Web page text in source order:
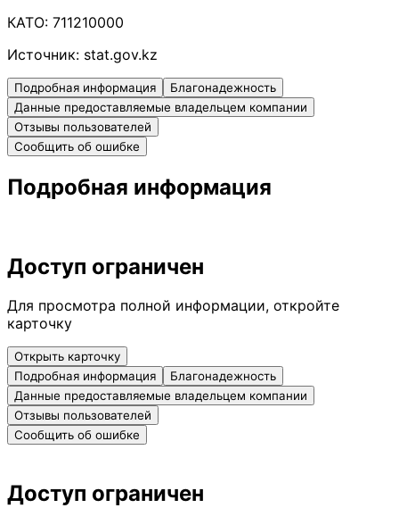
КАТО: 711210000
Источник: stat.gov.kz
Подробная информация
Благонадежность
Данные предоставляемые владельцем компании
Отзывы пользователей
Сообщить об ошибке
Подробная информация
Доступ ограничен
Для просмотра полной информации, откройте
карточку
Открыть карточку
Подробная информация
Благонадежность
Данные предоставляемые владельцем компании
Отзывы пользователей
Сообщить об ошибке
Доступ ограничен